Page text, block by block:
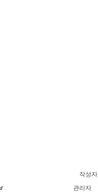
작성자
관리자